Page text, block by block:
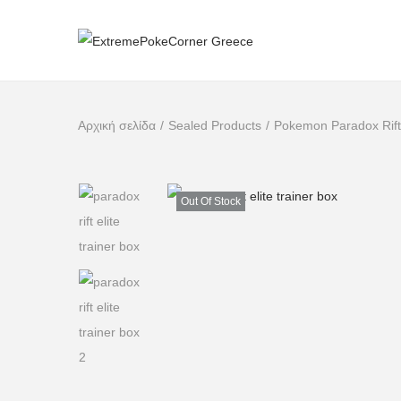
Αρχική σελίδα / Sealed Products / Pokemon Paradox
Out Of Stock